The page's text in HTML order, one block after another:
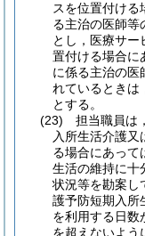
スを位置付け
る主治の医師等
とし，医療サー
置付ける場合に
に係る主治の医
れているときは
とする。
(23)
担当職員は
入所生活介護
る場合にあって
生活の維持に十
状況等を勘案し
護予防短期入所
を利用する日数
を超えないよう